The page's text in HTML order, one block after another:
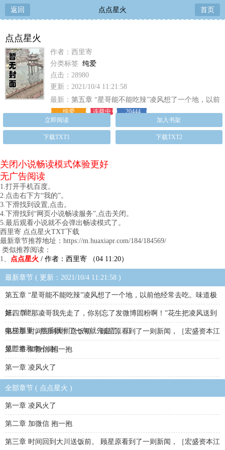
返回 点点星火 首页
点点星火
作者：西里寄
分类标签 纯爱
点击：28980
更新：2021/10/4 11:21:58
最新： 第五章 “星哥能不能吃辣”凌风想了一个地，以前
他经常去吃。味道极好。 “能……
纯爱 连载中
20444
立即阅读
加入书架
下载TXT1 下载TXT2
关闭小说畅读模式体验更好
无广告阅读
1.打开手机百度。
2.点击右下方“我的”。
3.下滑找到设置,点击。
4.下滑找到“网页小说畅读服务”,点击关闭。
5.最后观看小说就不会弹出畅读模式了。
西里寄 点点星火TXT下载
最新章节推荐地址：https://m.huaxiapr.com/184/184569/
类似推荐阅读：
1、 点点星火 / 作者：西里寄 （04 11:20）
最新章节 ( 更新：2021/10/4 11:21:58 )
第五章 “星哥能不能吃辣”凌风想了一个地，以前他经常去吃。味道极
好。 “能……
第四章 “那凌哥我先走了，你别忘了发微博固粉啊！”花生把凌风送到
电梯那里，然后嘱咐了一句就先走了。 
第三章 时间回到大川送饭前。 顾星原看到了一则新闻，［宏盛资本江
昱即将和李小健
第二章 加微信 抱一抱
第一章 凌风火了
全部章节 ( 点点星火 )
第一章 凌风火了
第二章 加微信 抱一抱
第三章 时间回到大川送饭前。 顾星原看到了一则新闻，［宏盛资本江